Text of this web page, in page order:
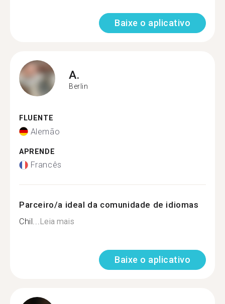
Baixe o aplicativo
A.
Berlin
FLUENTE
Alemão
APRENDE
Francês
Parceiro/a ideal da comunidade de idiomas
Chil...Leia mais
Baixe o aplicativo